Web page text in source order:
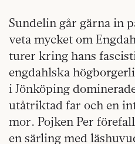
Sundelin går gärna in
veta mycket om
turer kring hans
engdahlska
i Jönköping
utåtriktad far och en
mor. Pojken Per
en särling med